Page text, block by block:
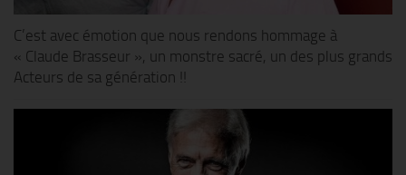
C’est avec émotion que nous rendons hommage à
« Claude Brasseur », un monstre sacré, un des plus grands
Acteurs de sa génération !!